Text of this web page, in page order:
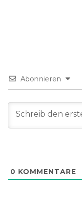
Abonnieren
0 KOMMENTARE